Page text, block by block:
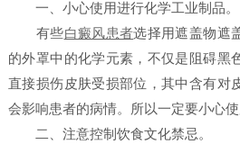
一、小心使用进行化学工业制品。
有些白癜风患者选择用遮盖物遮
的外罩中的化学元素，不仅是阻碍黑
直接损伤皮肤受损部位，其中含有对
会影响患者的病情。所以一定要小心使
二、注意控制饮食文化禁忌。